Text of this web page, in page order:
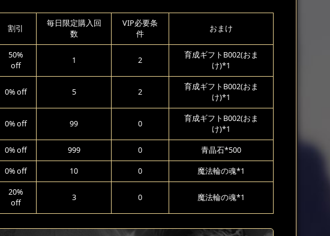
割引
毎日限定購入回
数
VIP必要条
件
おまけ
50%
off
1 2
育成ギフトB002(おま
け)*1
0% off 5 2
育成ギフトB002(おま
け)*1
0% off 99 0
育成ギフトB002(おま
け)*1
0% off 999 0 青晶石*500
0% off 10 0 魔法輪の魂*1
20%
off
3 0 魔法輪の魂*1